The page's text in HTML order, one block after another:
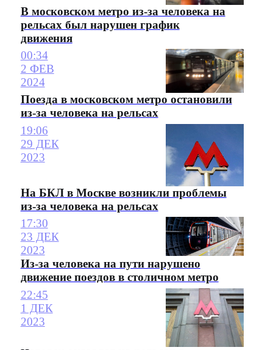
В московском метро из-за человека на
рельсах был нарушен график
движения
00:34
2 ФЕВ
2024
Поезда в московском метро остановили
из-за человека на рельсах
19:06
29 ДЕК
2023
На БКЛ в Москве возникли проблемы
из-за человека на рельсах
17:30
23 ДЕК
2023
Из-за человека на пути нарушено
движение поездов в столичном метро
22:45
1 ДЕК
2023